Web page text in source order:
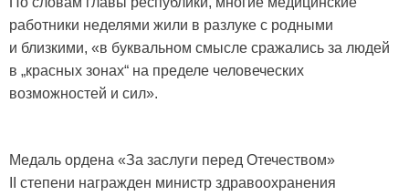
работники неделями жили в разлуке с родными
и близкими, «в буквальном смысле сражались за людей
в „красных зонах“ на пределе человеческих
возможностей и сил».
Медаль ордена «За заслуги перед Отечеством»
II степени награжден министр здравоохранения